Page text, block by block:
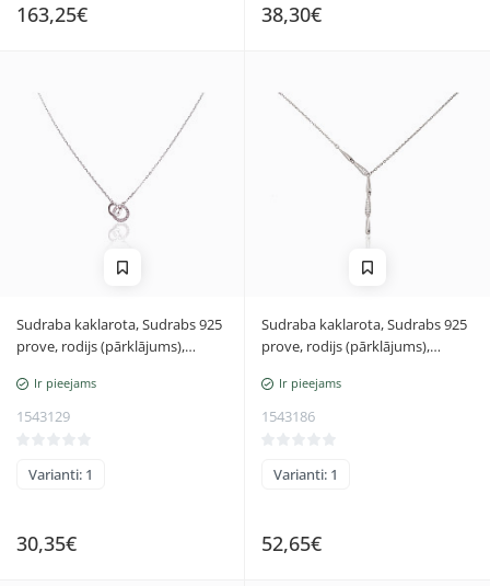
163,25€ 38,30€
Sudraba kaklarota, Sudrabs 925
prove, rodijs (pārklājums),
Ir pieejams
1543129
Varianti: 1
30,35€
Sudraba kaklarota, Sudrabs 925
prove, rodijs (pārklājums),
Ir pieejams
1543186
Varianti: 1
52,65€